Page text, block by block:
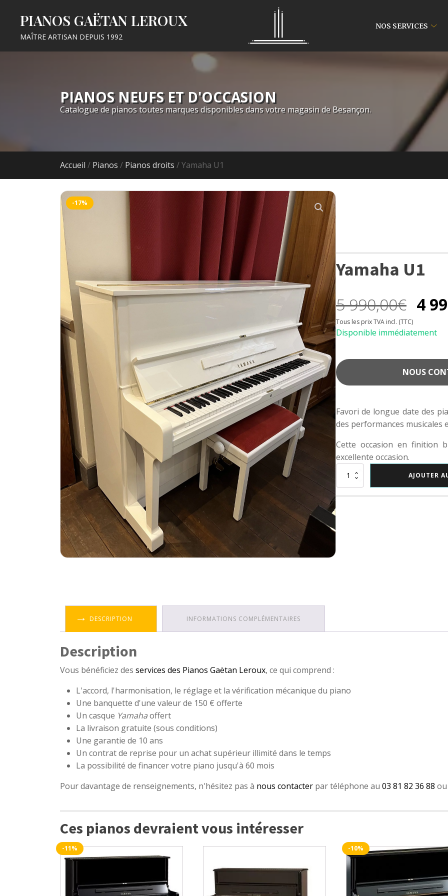
PIANOS GAËTAN LEROUX
MAÎTRE ARTISAN DEPUIS 1992
NOS SERVICES
PIANOS NEUFS ET D'OCCASION
Catalogue de pianos toutes marques disponibles dans votre magasin de Besançon.
Accueil / Pianos / Pianos droits / Yamaha U1
-17%
Yamaha U1
5 990,00€
Le
prix
initial
était :
5
990,00€.
4
Le
prix
actuel
est :
4
990,00€.
Tous les prix TVA incl. (TTC)
Disponible immédiatement
NOUS
Favori de longue date des
des performances musicales
Cette occasion en finition
excellente occasion.
quantité
AJOUTER
DESCRIPTION INFORMATIONS COMPLÉMENTAIRES
Description
Vous bénéficiez des services des Pianos Gaëtan Leroux, ce qui comprend :
L'accord, l'harmonisation, le réglage et la vérification mécanique du piano
Une banquette d'une valeur de 150 € offerte
Un casque Yamahaoffert
La livraison gratuite (sous conditions)
Une garantie de 10 ans
Un contrat de reprise pour un achat supérieur illimité dans le temps
La possibilité de financer votre piano jusqu'à 60 mois
Pour davantage de renseignements, n'hésitez pas à nous contacter par téléphone au 03 81 82 36 88
Ces pianos devraient vous intéresser
-11%
Ce
produit
plusieurs
-10%
Ce
produit
plusieurs